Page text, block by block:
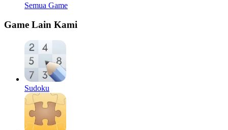
Semua Game
Game Lain Kami
Sudoku